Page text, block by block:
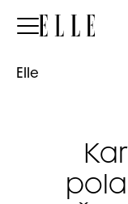
Elle
Elle